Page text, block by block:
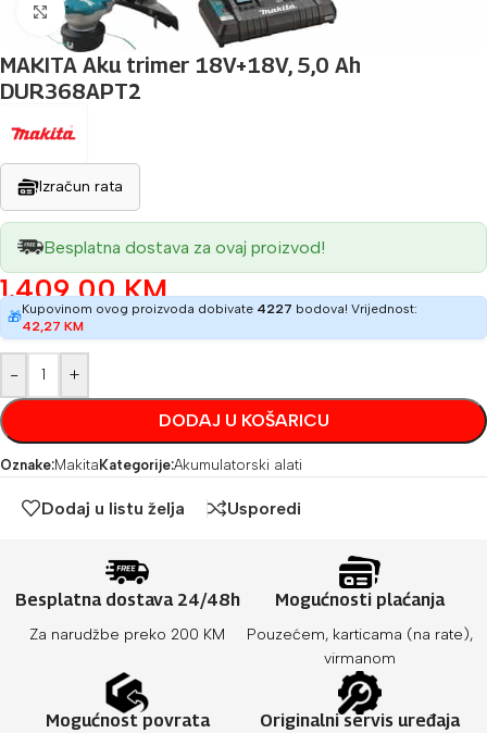
Povećaj sliku
MAKITA Aku trimer 18V+18V, 5,0 Ah
DUR368APT2
Izračun rata
Besplatna dostava za ovaj proizvod!
1.409,00KM
🎁Kupovinom ovog proizvoda dobivate 4227 bodova! Vrijednost:
42,27 KM
- +
DODAJ U KOŠARICU
Oznake:Makita Kategorije:Akumulatorski alati
Dodaj u listu želja Usporedi
Besplatna dostava 24/48h
Za narudžbe preko 200 KM
Mogućnosti plaćanja
Pouzećem, karticama (na rate),
virmanom
Mogućnost povrata
Originalni servis uređaja